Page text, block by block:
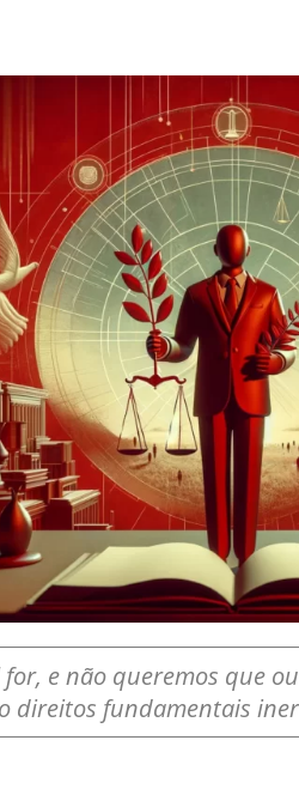
e não queremos que
direitos fundamentais